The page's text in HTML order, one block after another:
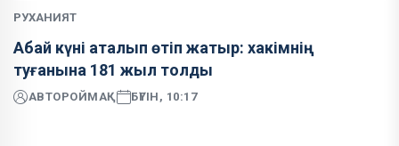
РУХАНИЯТ
Абай күні аталып өтіп жатыр: хакімнің
туғанына 181 жыл толды
АВТОРОЙМАҚ БҮГІН, 10:17